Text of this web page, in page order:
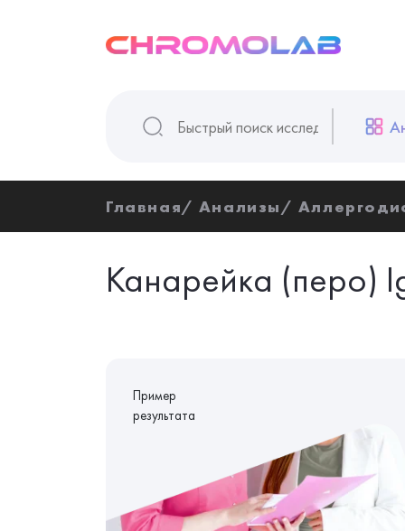
Главная Анализы
Канарейка (перо)
Пример
результата